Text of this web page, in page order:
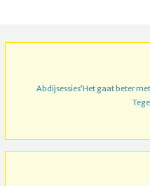
Abdijsessies’Het gaat beter